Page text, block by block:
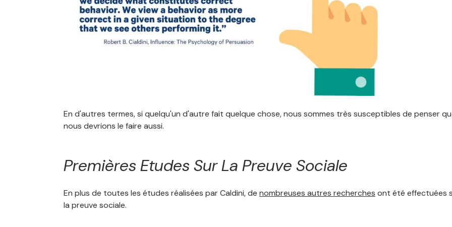
En d'autres termes, si quelqu'un d'autre fait quelque chose, nous sommes très susceptibles de penser
nous devrions le faire aussi.
Premières Etudes Sur La Preuve Sociale
En plus de toutes les études réalisées par Caldini, de nombreuses autres recherches ont été effectuées
la preuve sociale.